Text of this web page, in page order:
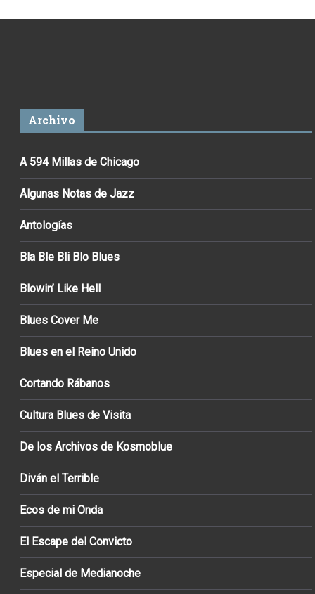
Archivo
A 594 Millas de Chicago
Algunas Notas de Jazz
Antologías
Bla Ble Bli Blo Blues
Blowin’ Like Hell
Blues Cover Me
Blues en el Reino Unido
Cortando Rábanos
Cultura Blues de Visita
De los Archivos de Kosmoblue
Diván el Terrible
Ecos de mi Onda
El Escape del Convicto
Especial de Medianoche